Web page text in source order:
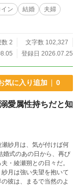
の王弟殿下に捕まって
イトノベルズ様にも掲
ン 結婚
夫婦
数 2
文字数 102,327
登録日 2026.07.25
気に入り追加 0
愛属性持ちだと知
紗月は、気が付けば何
式のあの日から、再び
・綾瀬朔との日々だ。
月は強い失望を抱いて
彼は、まるで当然のよ